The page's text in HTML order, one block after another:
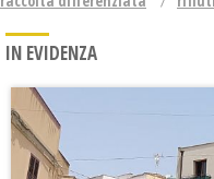
IN EVIDENZA